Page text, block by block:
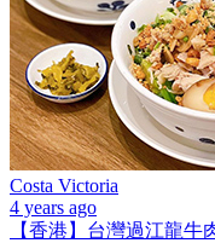
Costa Victoria
4 years ago
【香港】台灣過江龍